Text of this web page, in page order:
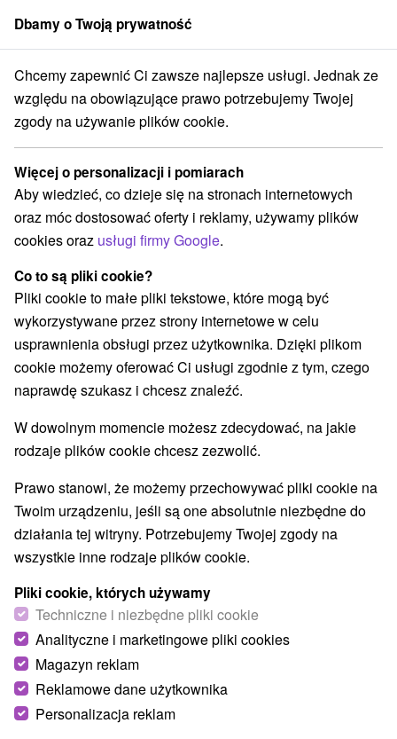
członek grupySorger
Atrakcje na Słowacji Chaty górskie Slovenské rudohorie
Chaty górskie Slovenské rudohorie
Kategorie
Wszystkie kategorie
Zamki, pałace, ruiny(5)
Túry a turistické chodníky (12)
Amfiteatry i kina w przyrodzie
Parki miejskie i zamkowe(1) Ośrodek narciarski(3)
Obiekty architektoniczne(1) Miejsca sakralne(4)
Zamki(1) Chaty górskie(4) Skanseny (1)
Jazda konna(1) Sporty(1)
Jeziora, jeziora, zbiorniki wodne(1)
Wieże obserwacyjne i chodniki
Areny laserowe i paintball(1) Wodospady(3)
Pomniki(1) Zabytki techniki (9) Atrakcje dla dzieci
Atrakcje z adrenaliną(1) Jaskinie(11)
Wsie i miasta
Dbamy o Twoją prywatność
Chcemy zapewnić Ci zawsze najlepsze usługi. Jednak ze
względu na obowiązujące prawo potrzebujemy Twojej
zgody na używanie plików cookie.
Więcej o personalizacji i pomiarach
Aby wiedzieć, co dzieje się na stronach internetowych
oraz móc dostosować oferty i reklamy, używamy plików
cookies oraz usługi firmy Google.
Co to są pliki cookie?
Pliki cookie to małe pliki tekstowe, które mogą być
wykorzystywane przez strony internetowe w celu
usprawnienia obsługi przez użytkownika. Dzięki plikom
cookie możemy oferować Ci usługi zgodnie z tym, czego
naprawdę szukasz i chcesz znaleźć.
W dowolnym momencie możesz zdecydować, na jakie
rodzaje plików cookie chcesz zezwolić.
Prawo stanowi, że możemy przechowywać pliki cookie na
Twoim urządzeniu, jeśli są one absolutnie niezbędne do
działania tej witryny. Potrzebujemy Twojej zgody na
wszystkie inne rodzaje plików cookie.
Pliki cookie, których używamy
Techniczne i niezbędne pliki cookie
Analityczne i marketingowe pliki cookies
Magazyn reklam
Reklamowe dane użytkownika
Personalizacja reklam